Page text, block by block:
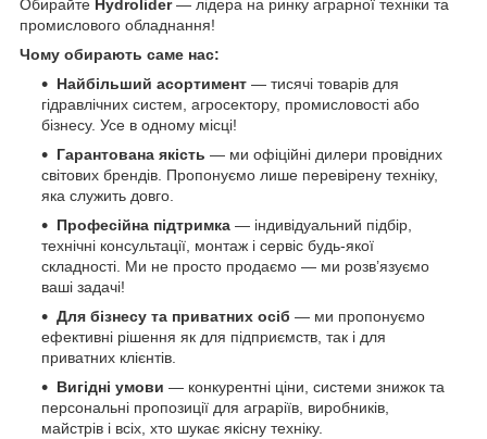
Обирайте Hydrolider— лідера на ринку аграрної техніки та
промислового обладнання!
Чому обирають саме нас:
Найбільший асортимент — тисячі товарів для
гідравлічних систем, агросектору, промисловості або
бізнесу. Усе в одному місці!
Гарантована якість — ми офіційні дилери провідних
світових брендів. Пропонуємо лише перевірену техніку,
яка служить довго.
Професійна підтримка — індивідуальний підбір,
технічні консультації, монтаж і сервіс будь-якої
складності. Ми не просто продаємо — ми розв’язуємо
ваші задачі!
Для бізнесу та приватних осіб — ми пропонуємо
ефективні рішення як для підприємств, так і для
приватних клієнтів.
Вигідні умови — конкурентні ціни, системи знижок та
персональні пропозиції для аграріїв, виробників,
майстрів і всіх, хто шукає якісну техніку.